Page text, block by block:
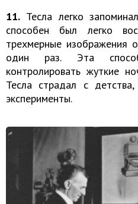
11. Тесла легко
способен был легко
трехмерные изображения
один раз. Эта
контролировать жуткие
Тесла страдал с
эксперименты.